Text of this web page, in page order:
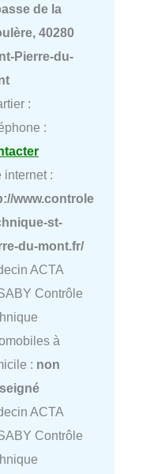
de la
40280
Pierre-du-
:
:
internet :
www.controle
st-
du-mont.fr/
ACTA
Contrôle
à
: non
ACTA
Contrôle